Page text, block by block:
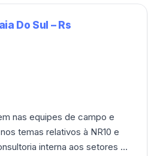
Do Sul – Rs
nas equipes de campo e
temas relativos à NR10 e
interna aos setores de